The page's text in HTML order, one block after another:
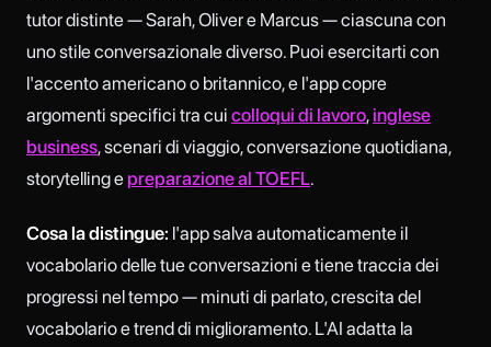
tutor distinte — Sarah, Oliver e Marcus — ciascuna con
uno stile conversazionale diverso. Puoi esercitarti con
l'accento americano o britannico, e l'app copre
argomenti specifici tra cui colloqui di lavoro, inglese
business, scenari di viaggio, conversazione quotidiana,
storytelling epreparazione al TOEFL.
Cosa la distingue: l'app salva automaticamente il
vocabolario delle tue conversazioni e tiene traccia dei
progressi nel tempo — minuti di parlato, crescita del
vocabolario e trend di miglioramento. L'AI adatta la